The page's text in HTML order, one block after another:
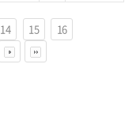
14 15
16